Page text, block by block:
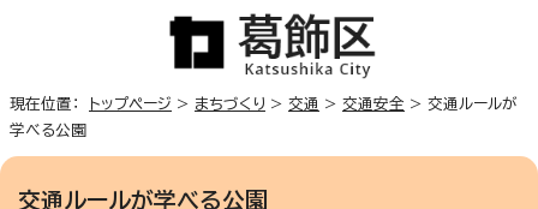
現在位置： トップページ > まちづくり > 交通 > 交通安全 > 交通ルールが
学べる公園
交通ルールが学べる公園